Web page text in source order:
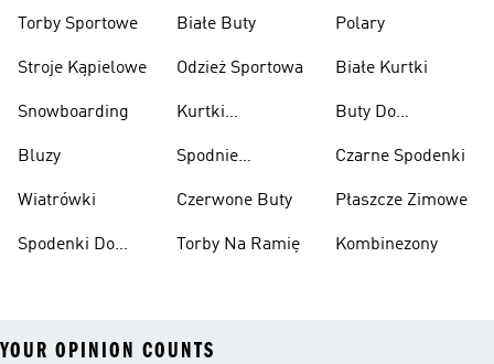
Torby Sportowe
Stroje Kąpielowe
Snowboarding
Bluzy
Wiatrówki
Spodenki Do
Białe Buty
Odzież Sportowa
Kurtki
Spodnie
Czerwone Buty
Torby Na Ramię
Polary
Białe Kurtki
Buty Do
Czarne Spodenki
Płaszcze Zimowe
Kombinezony
YOUR OPINION COUNTS